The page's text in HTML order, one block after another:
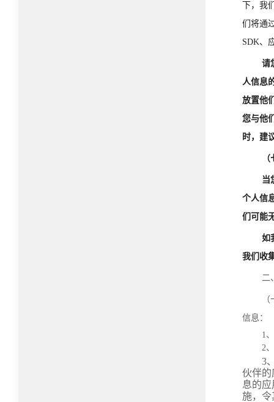
下，我
们将通
SDK、
请
人信息
放置他
您与他
时，建
当
个人信
们可能
如
我们收
二
信息：
1
2
3
伙伴的
息的
施，令